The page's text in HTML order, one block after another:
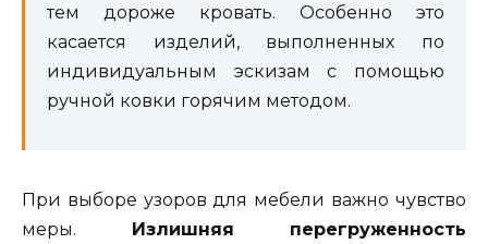
тем дороже кровать. Особенно это
касается изделий, выполненных по
индивидуальным эскизам с помощью
ручной ковки горячим методом.
При выборе узоров для мебели важно чувство
меры. Излишняя перегруженность